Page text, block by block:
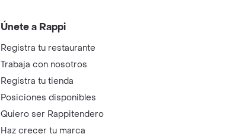
Únete a Rappi
Registra tu restaurante
Trabaja con nosotros
Registra tu tienda
Posiciones disponibles
Quiero ser Rappitendero
Haz crecer tu marca